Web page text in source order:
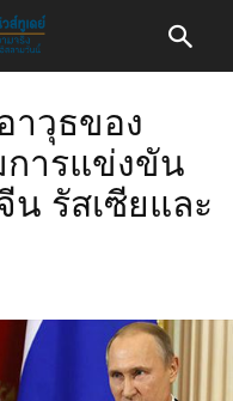
าวุธของ
ารแข่งขัน
น รัสเซียและ